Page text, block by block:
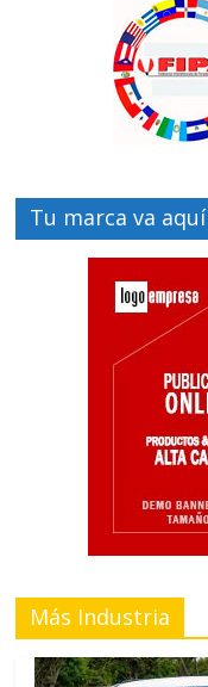
Tu marca va aquí
Más Industria